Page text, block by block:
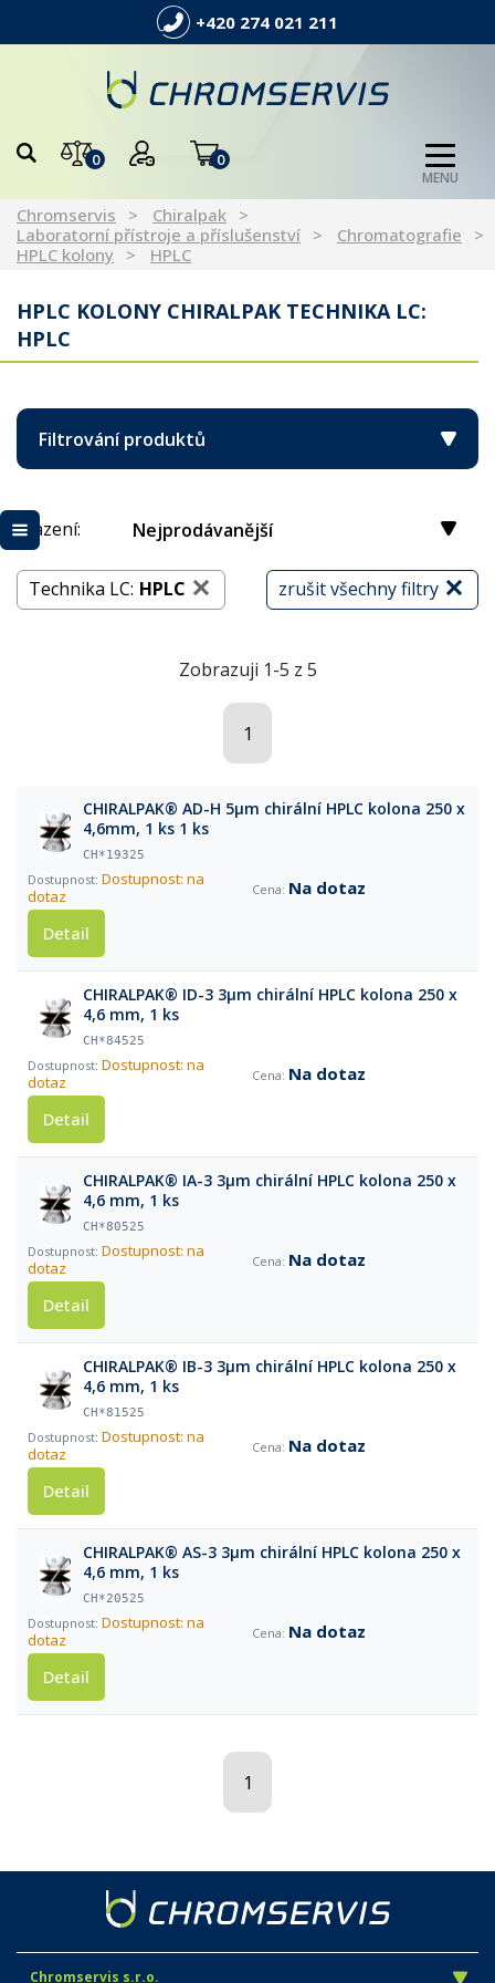
+420 274 021 211
0 0
MENU
Chromservis
Chiralpak
Laboratorní přístroje a příslušenství
Chromatografie
HPLC kolony
HPLC
HPLC KOLONY CHIRALPAK TECHNIKA LC:
HPLC
Filtrování produktů
Řazení: Nejprodávanější
zrušit všechny filtry
Technika LC: HPLC
Zobrazuji 1-5 z 5
1
CHIRALPAK® AD-H 5µm chirální HPLC kolona 250 x
4,6mm, 1 ks 1 ks
CH*19325
Dostupnost: na
dotaz
Na dotaz
Detail
CHIRALPAK® ID-3 3µm chirální HPLC kolona 250 x
4,6 mm, 1 ks
CH*84525
Dostupnost: na
dotaz
Na dotaz
Detail
CHIRALPAK® IA-3 3µm chirální HPLC kolona 250 x
4,6 mm, 1 ks
CH*80525
Dostupnost: na
dotaz
Na dotaz
Detail
CHIRALPAK® IB-3 3µm chirální HPLC kolona 250 x
4,6 mm, 1 ks
CH*81525
Dostupnost: na
dotaz
Na dotaz
Detail
CHIRALPAK® AS-3 3µm chirální HPLC kolona 250 x
4,6 mm, 1 ks
CH*20525
Dostupnost: na
dotaz
Na dotaz
Detail
1
Chromservis s.r.o.